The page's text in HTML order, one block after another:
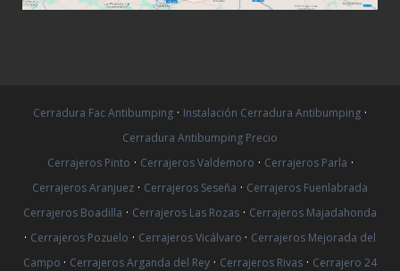
Cerradura Fac Antibumping · Instalación Cerradura Antibumping ·
Cerradura Antibumping Precio
Cerrajeros Pinto · Cerrajeros Valdemoro · Cerrajeros Parla ·
Cerrajeros Aranjuez · Cerrajeros Seseña · Cerrajeros Fuenlabrada
Cerrajeros Boadilla · Cerrajeros Las Rozas · Cerrajeros Majadahonda
· Cerrajeros Pozuelo · Cerrajeros Vicálvaro · Cerrajeros Mejorada del
Campo · Cerrajeros Arganda del Rey · Cerrajeros Rivas · Cerrajero 24